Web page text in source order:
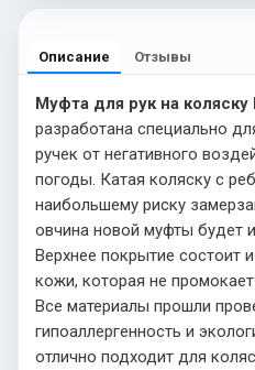
Описание Отзывы
Муфта для рук на
разработана специально
ручек от негативного
погоды. Катая коляску с
наибольшему риску
овчина новой муфты будет
Верхнее покрытие состоит
кожи, которая не
Все материалы прошли
гипоаллергенность и
отлично подходит для